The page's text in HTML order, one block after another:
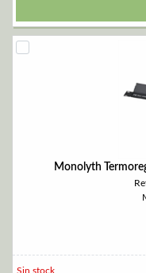
Monolyth
Sin stock